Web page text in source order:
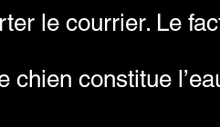
le courrier. Le
chien constitue